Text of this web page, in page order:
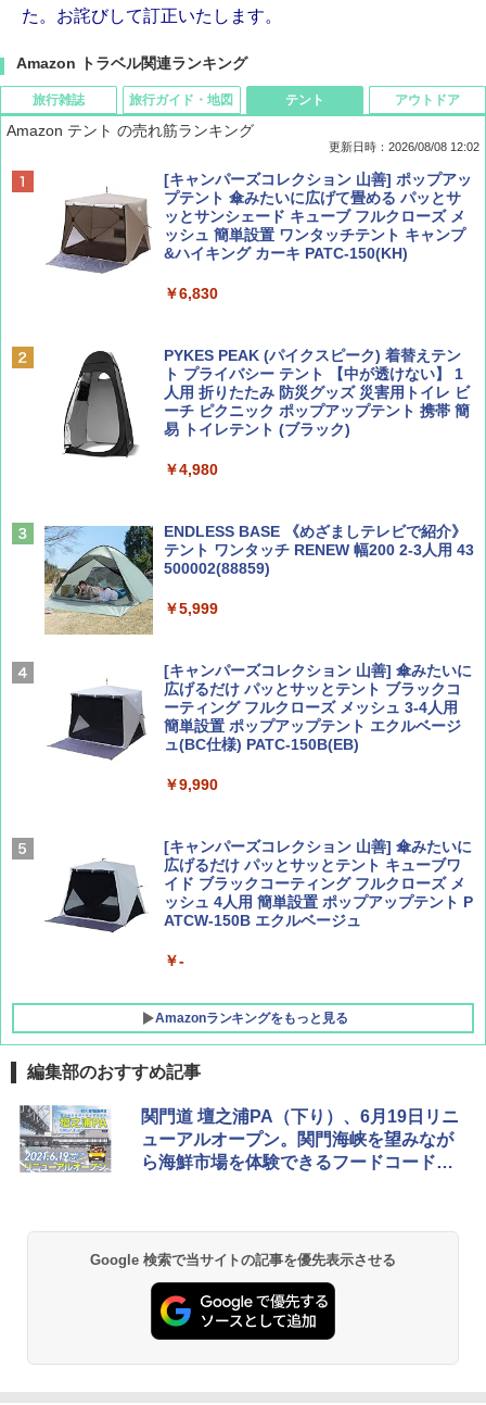
た。お詫びして訂正いたします。
Amazon トラベル関連ランキング
旅行雑誌
BE-PAL(ビ-パル) 2026年 9 月号【特別付録:
SOTO ミニマル"旅"財布 ランダム2種】
￥1,500
￥713
AIRLINE（エアライン）2026年9月号【特
集】ボーイング110周年を祝して！
￥1,760
旅行ガイド・地図
D40 地球の歩き方 チェンマイ タイ北部の魅
力的な町 2026～2027 地球の歩き方D アジア
￥2,079
￥2,695
球の歩き方A ヨーロッパ
A26 地球の歩き方 チェコ ポーランド スロヴ
ァキア 2026～2027 地球の歩き方A ヨーロッ
テント
Amazon テント の売れ筋ランキング
更新日時：2026/08/08 12:02
[キャンパーズコレクション 山善] ポップアッ
プテント 傘みたいに広げて畳める パッとサ
ッとサンシェード キューブ フルクローズ メ
ッシュ 簡単設置 ワンタッチテント キャンプ
&ハイキング カーキ PATC-150(KH)
￥6,830
PYKES PEAK (パイクスピーク) 着替えテン
ト プライバシー テント 【中が透けない】 1
人用 折りたたみ 防災グッズ 災害用トイレ ビ
ーチ ピクニック ポップアップテント 携帯 簡
易 トイレテント (ブラック)
￥4,980
ENDLESS BASE 《めざましテレビで紹介》
テント ワンタッチ RENEW 幅200 2-3人用 43
500002(88859)
￥5,999
[キャンパーズコレクション 山善] 傘みたいに
広げるだけ パッとサッとテント ブラックコ
ーティング フルクローズ メッシュ 3-4人用
簡単設置 ポップアップテント エクルベージ
ュ(BC仕様) PATC-150B(EB)
￥9,990
[キャンパーズコレクション 山善] 傘みたいに
広げるだけ パッとサッとテント キューブワ
イド ブラックコーティング フルクローズ メ
ッシュ 4人用 簡単設置 ポップアップテント P
ATCW-150B エクルベージュ
￥-
Amazonランキングをもっと見る
アウトドア
GRANDOOR ステンレス保冷剤 2個セット 2
026リニューアル 急速冷凍 空間倍増 衛生的
コンパクト 保冷力長持ち
-08EX カーキ ソロキャンプ ポリエステル フ
レーム ドーム型 テント
￥14,800
編集部のおすすめ記事
関門道 壇之浦PA（下り）、6月19日リニ
ューアルオープン。関門海峡を望みなが
ら海鮮市場を体験できるフードコードな
Google 検索で当サイトの記事を優先表示させる